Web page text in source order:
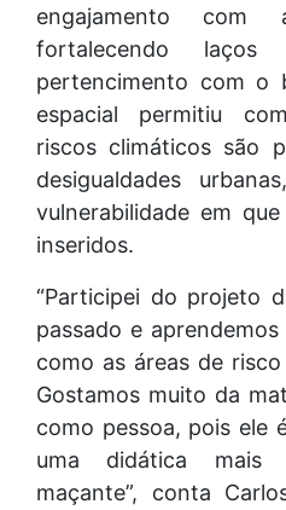
engajamento com
fortalecendo
pertencimento com o
espacial permitiu
riscos climáticos são
desigualdades
vulnerabilidade em
inseridos.
“Participei do projeto
passado e
como as áreas de
Gostamos muito da
como pessoa, pois ele
uma didática mais
maçante”, conta